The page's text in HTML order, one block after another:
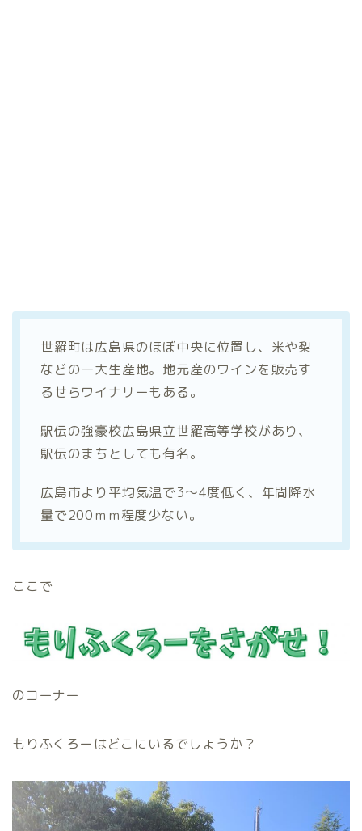
世羅町は広島県のほぼ中央に位置し、米や梨
などの一大生産地。地元産のワインを販売す
るせらワイナリーもある。
駅伝の強豪校広島県立世羅高等学校があり、
駅伝のまちとしても有名。
広島市より平均気温で3～4度低く、年間降水
量で200ｍｍ程度少ない。
ここで
のコーナー
もりふくろーはどこにいるでしょうか？